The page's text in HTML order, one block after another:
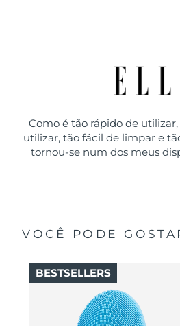
Como é tão rápido de
utilizar, tão fácil de limpar e
tornou-se num dos meus
VOCÊ PODE
BESTSELLERS